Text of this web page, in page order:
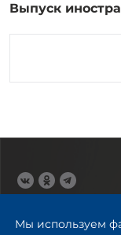
Выпуск
Мы используем